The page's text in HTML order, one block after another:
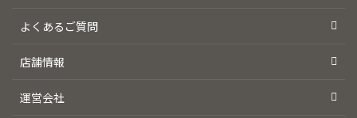
よくあるご質問
店舗情報
運営会社